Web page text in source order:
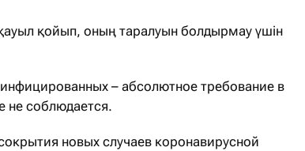
қойып, оның таралуын болдырмау үшін
– абсолютное требование в
не соблюдается.
новых случаев коронавирусной